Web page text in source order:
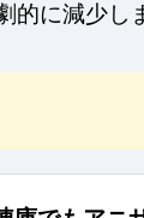
的に減少し